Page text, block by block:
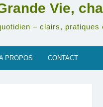
Vie,
– clairs, pratiques
PROPOS CONTACT